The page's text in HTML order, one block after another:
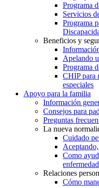
Programa
Servicios
Programa
Beneficios y
Apelando
Programa
CHIP para
especiales
Apoyo para la familia
Información
Consejos para
Preguntas
La nueva
Cuidado
Como
Relaciones
Cómo